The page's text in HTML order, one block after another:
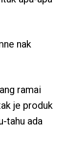
nak
ramai
je produk
tahu ada